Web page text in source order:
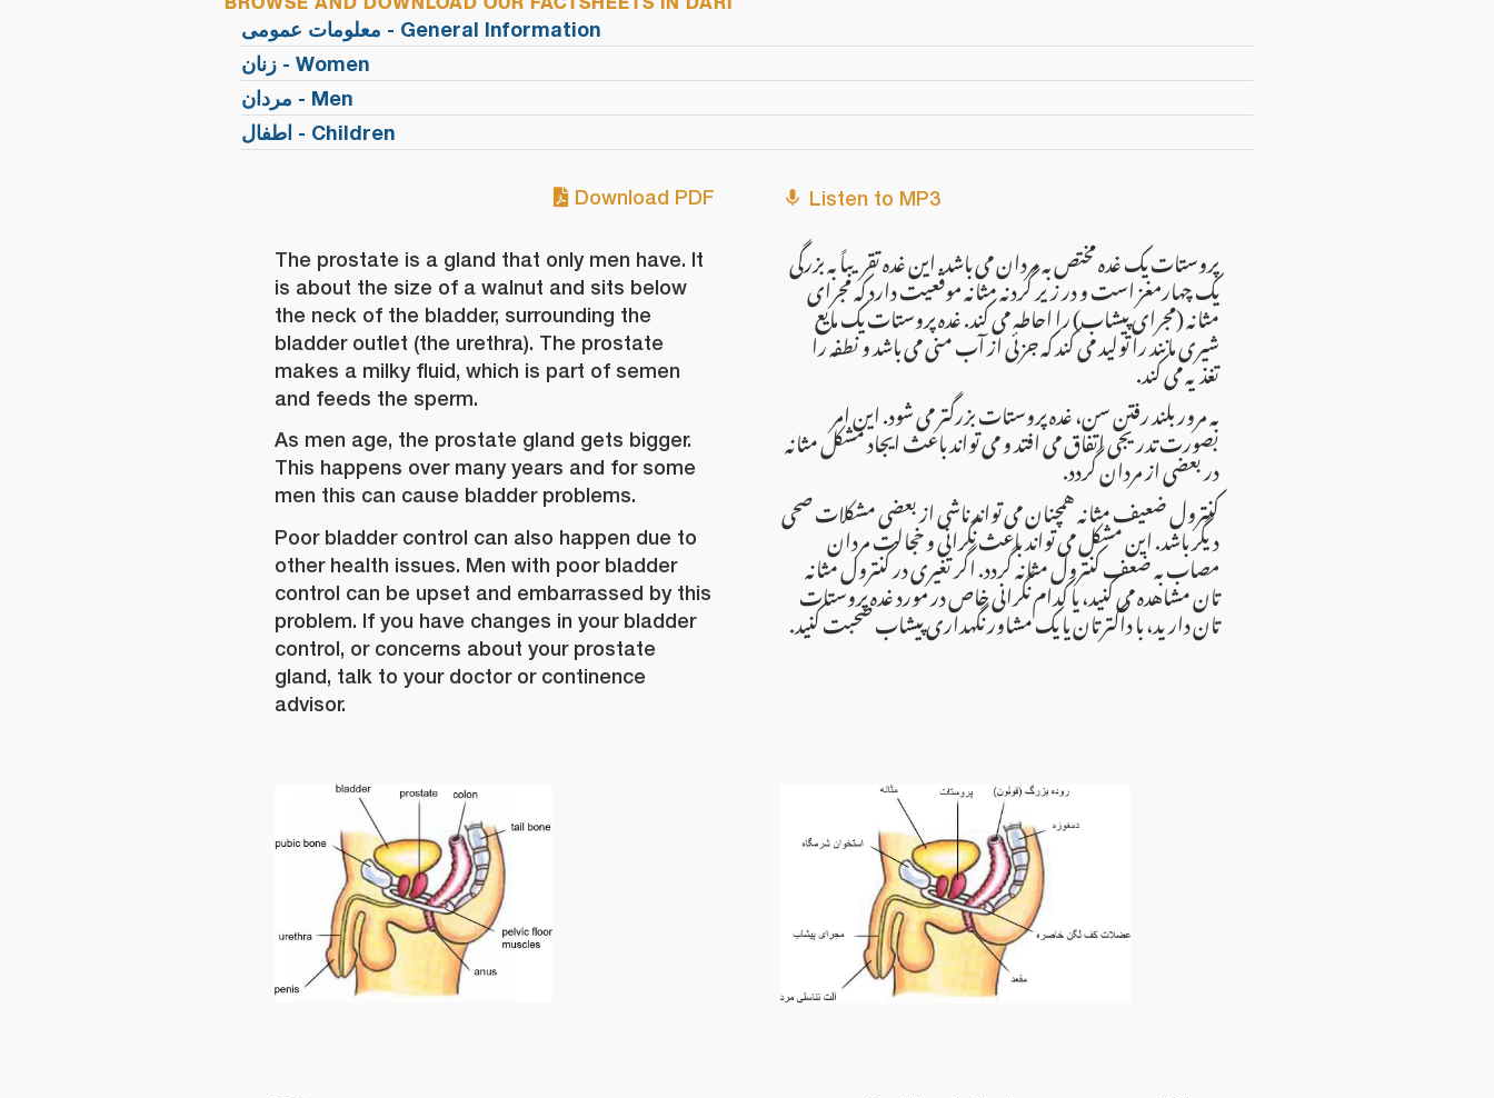
BROWSE AND DOWNLOAD OUR FACTSHEETS IN DARI
معلومات عمومی - General Information
زنان - Women
مردان - Men
اطفال - Children
Download PDF Listen to MP3
The prostate is a gland that only men have. It
is about the size of a walnut and sits below
the neck of the bladder, surrounding the
bladder outlet (the urethra). The prostate
makes a milky fluid, which is part of semen
and feeds the sperm.
As men age, the prostate gland gets bigger.
This happens over many years and for some
men this can cause bladder problems.
Poor bladder control can also happen due to
other health issues. Men with poor bladder
control can be upset and embarrassed by this
problem. If you have changes in your bladder
control, or concerns about your prostate
gland, talk to your doctor or continence
advisor.
پروستات یک غده مختص به مردان می باشد. این غده تقریباً به بزرگی
یک چهارمغز است و در زیر گردنه مثانه موقعیت دارد که مجرای
مثانه (مجرای پیشاب) را احاطه می کند. غده پروستات یک مایع
شیری مانند را تولید می کند که جزئی از آب منی می باشد و نطفه را
تغذیه می کند.
به مرور بلند رفتن سن، غده پروستات بزرگتر می شود. این امر
بصورت تدریجی اتفاق می افتد و می تواند باعث ایجاد مشکل مثانه
در بعضی از مردان گردد.
کنترول ضعیف مثانه همچنان می تواند ناشی از بعضی مشکلات صحی
دیگر باشد. این مشکل می تواند باعث نگرانی و خجالت مردان
مصاب به ضعف کنترول مثانه گردد. اگر تغیری در کنترول مثانه
تان مشاهده می کنید، یا کدام نگرانی خاص در مورد غده پروستات
تان دارید، با داکتر تان یا یک مشاور نگهداری پیشاب صحبت کنید.